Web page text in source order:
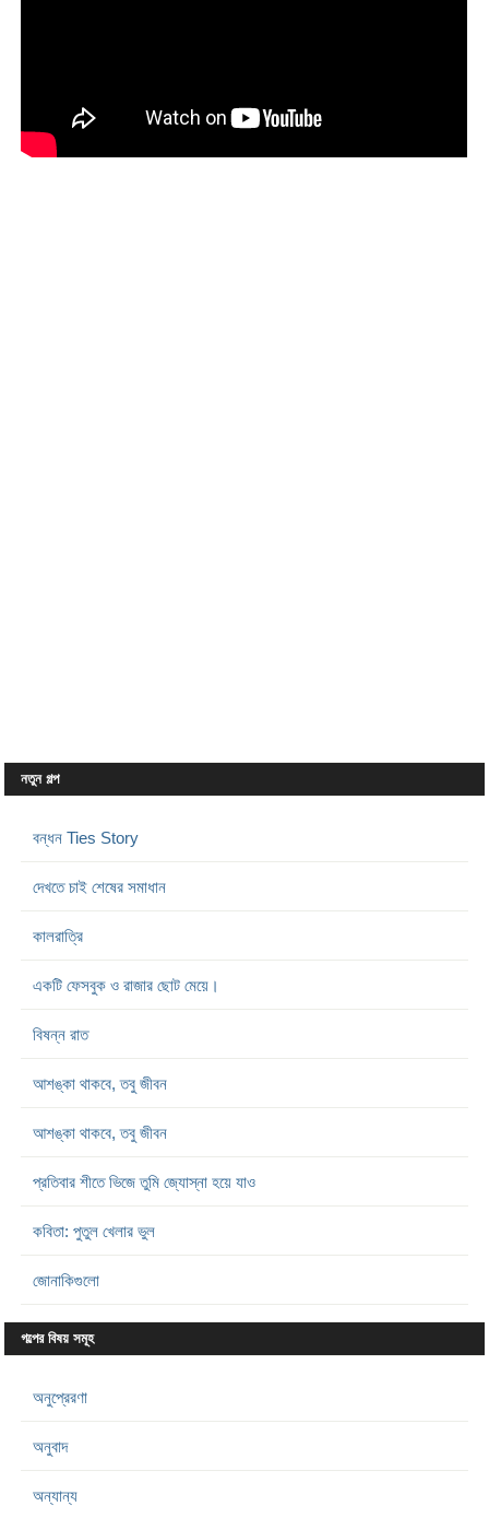
নতুন গল্প
বন্ধন Ties Story
দেখতে চাই শেষের সমাধান
কালরাত্রি
একটি ফেসবুক ও রাজার ছোট মেয়ে।
বিষন্ন রাত
আশঙ্কা থাকবে, তবু জীবন
আশঙ্কা থাকবে, তবু জীবন
প্রতিবার শীতে ভিজে তুমি জ্যোস্না হয়ে যাও
কবিতা: পুতুল খেলার ভুল
জোনাকিগুলো
গল্পের বিষয় সমূহ
অনুপ্রেরণা
অনুবাদ
অন্যান্য